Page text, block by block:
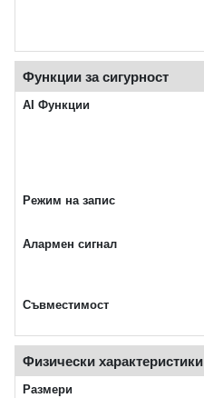
Функции за сигурност
AI Функции
Режим на запис
Алармен сигнал
Съвместимост
Физически характеристики
Размери